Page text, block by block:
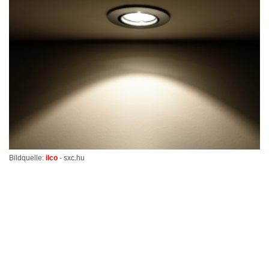
Bildquelle: ilco - sxc.hu